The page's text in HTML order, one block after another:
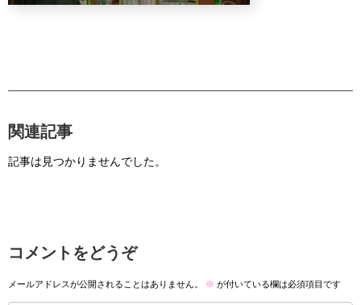
関連記事
記事は見つかりませんでした。
コメントをどうぞ
メールアドレスが公開されることはありません。 ※ が付いている欄は必須項目です